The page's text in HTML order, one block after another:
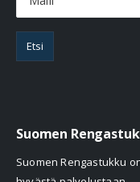
Etsi
Suomen
Suomen Rengastukku